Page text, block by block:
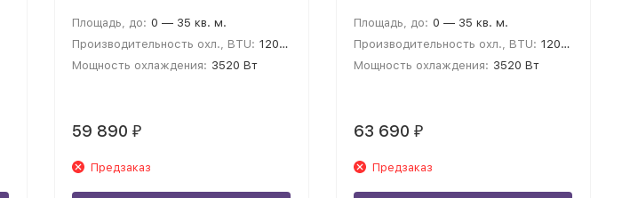
Площадь, до: 0 — 35 кв. м.
Производительность охл., BTU: 12000
Мощность охлаждения: 3520 Вт
59 890 ₽
Предзаказ
Площадь, до: 0 — 35 кв. м.
Производительность охл., BTU: 12000
Мощность охлаждения: 3520 Вт
63 690 ₽
Предзаказ